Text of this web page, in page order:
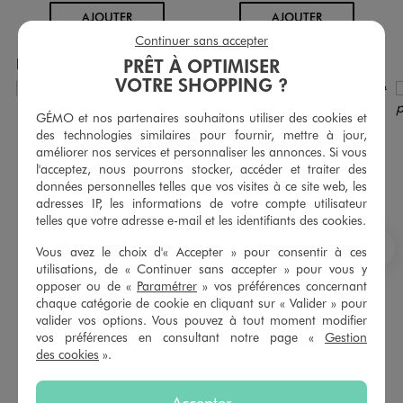
AJOUTERAU PANIER AJOUTERAU PANIER
Produits achetés ensemble
Blouson imperméable à capuche imprimé fille
22,99 €
5/5 de moyenne
(38 avis)
Jupe en maille à volant et taille élastique fille
PRÊT À OPTIMISER
VOTRE SHOPPING ?
GÉMO et nos partenaires souhaitons utiliser des cookies et
des technologies similaires pour fournir, mettre à jour,
améliorer nos services et personnaliser les annonces. Si vous
l'acceptez, nous pourrons stocker, accéder et traiter des
données personnelles telles que vos visites à ce site web, les
adresses IP, les informations de votre compte utilisateur
telles que votre adresse e-mail et les identifiants des cookies.
Vous avez le choix d'« Accepter » pour consentir à ces
utilisations, de « Continuer sans accepter » pour vous y
opposer ou de « Paramétrer » vos préférences concernant
chaque catégorie de cookie en cliquant sur « Valider » pour
valider vos options. Vous pouvez à tout moment modifier
vos préférences en consultant notre page « Gestion
des cookies ».
Continuer sans accepter